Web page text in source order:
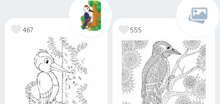
467 555